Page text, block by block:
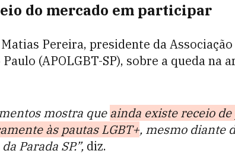
do mercado em participar
Pereira, presidente da
(APOLGBT-SP), sobre a queda na
mostra queainda existe receio
às pautas LGBT+, mesmo diante
Parada SP.”, diz.